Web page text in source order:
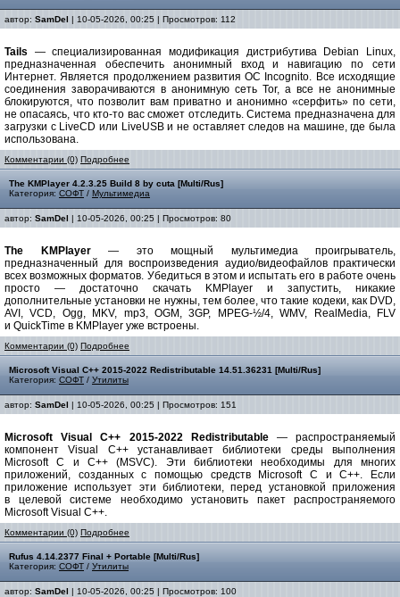
автор: SamDel | 10-05-2026, 00:25 | Просмотров: 112
Tails — специализированная модификация дистрибутива Debian Linux,
предназначенная обеспечить анонимный вход и навигацию по сети
Интернет. Является продолжением развития ОС Incognito. Все исходящие
соединения заворачиваются в анонимную сеть Tor, а все не анонимные
блокируются, что позволит вам приватно и анонимно «серфить» по сети,
не опасаясь, что кто-то вас сможет отследить. Система предназначена для
загрузки с LiveCD или LiveUSB и не оставляет следов на машине, где была
использована.
Комментарии (0) Подробнее
The KMPlayer 4.2.3.25 Build 8 by cuta [Multi/Rus]
Категория: СОФТ / Мультимедиа
автор: SamDel | 10-05-2026, 00:25 | Просмотров: 80
The KMPlayer— это мощный мультимедиа проигрыватель,
предназначенный для воспроизведения аудио/видеофайлов практически
всех возможных форматов. Убедиться в этом и испытать его в работе очень
просто — достаточно скачать KMPlayer и запустить, никакие
дополнительные установки не нужны, тем более, что такие кодеки, как DVD,
AVI, VCD, Ogg, MKV, mp3, OGM, 3GP, MPEG-½/4, WMV, RealMedia, FLV
и QuickTime в KMPlayer уже встроены.
Комментарии (0) Подробнее
Microsoft Visual C++ 2015-2022 Redistributable 14.51.36231 [Multi/Rus]
Категория: СОФТ / Утилиты
автор: SamDel | 10-05-2026, 00:25 | Просмотров: 151
Microsoft Visual C++ 2015-2022 Redistributable— распространяемый
компонент Visual C++ устанавливает библиотеки среды выполнения
Microsoft C и C++ (MSVC). Эти библиотеки необходимы для многих
приложений, созданных с помощью средств Microsoft C и C++. Если
приложение использует эти библиотеки, перед установкой приложения
в целевой системе необходимо установить пакет распространяемого
Microsoft Visual C++.
Комментарии (0) Подробнее
Rufus 4.14.2377 Final + Portable [Multi/Rus]
Категория: СОФТ / Утилиты
автор: SamDel | 10-05-2026, 00:25 | Просмотров: 100